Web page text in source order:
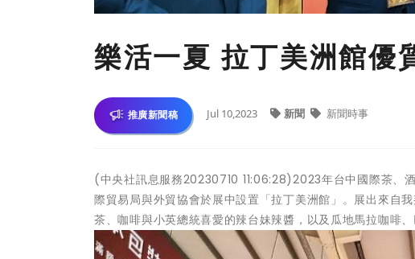
樂活一夏 拉丁美洲館優
推廣新聞稿 Jul 10,2023 新聞 新聞時事
(中央社訊息服務20230710 11:06:28)2023年台中國際茶、
際貿易局與外貿協會於展中設置「拉丁美洲館」。展出來自
茶、咖啡與小英總統喜愛的辣台妹辣醬，以及瓜地馬拉咖啡